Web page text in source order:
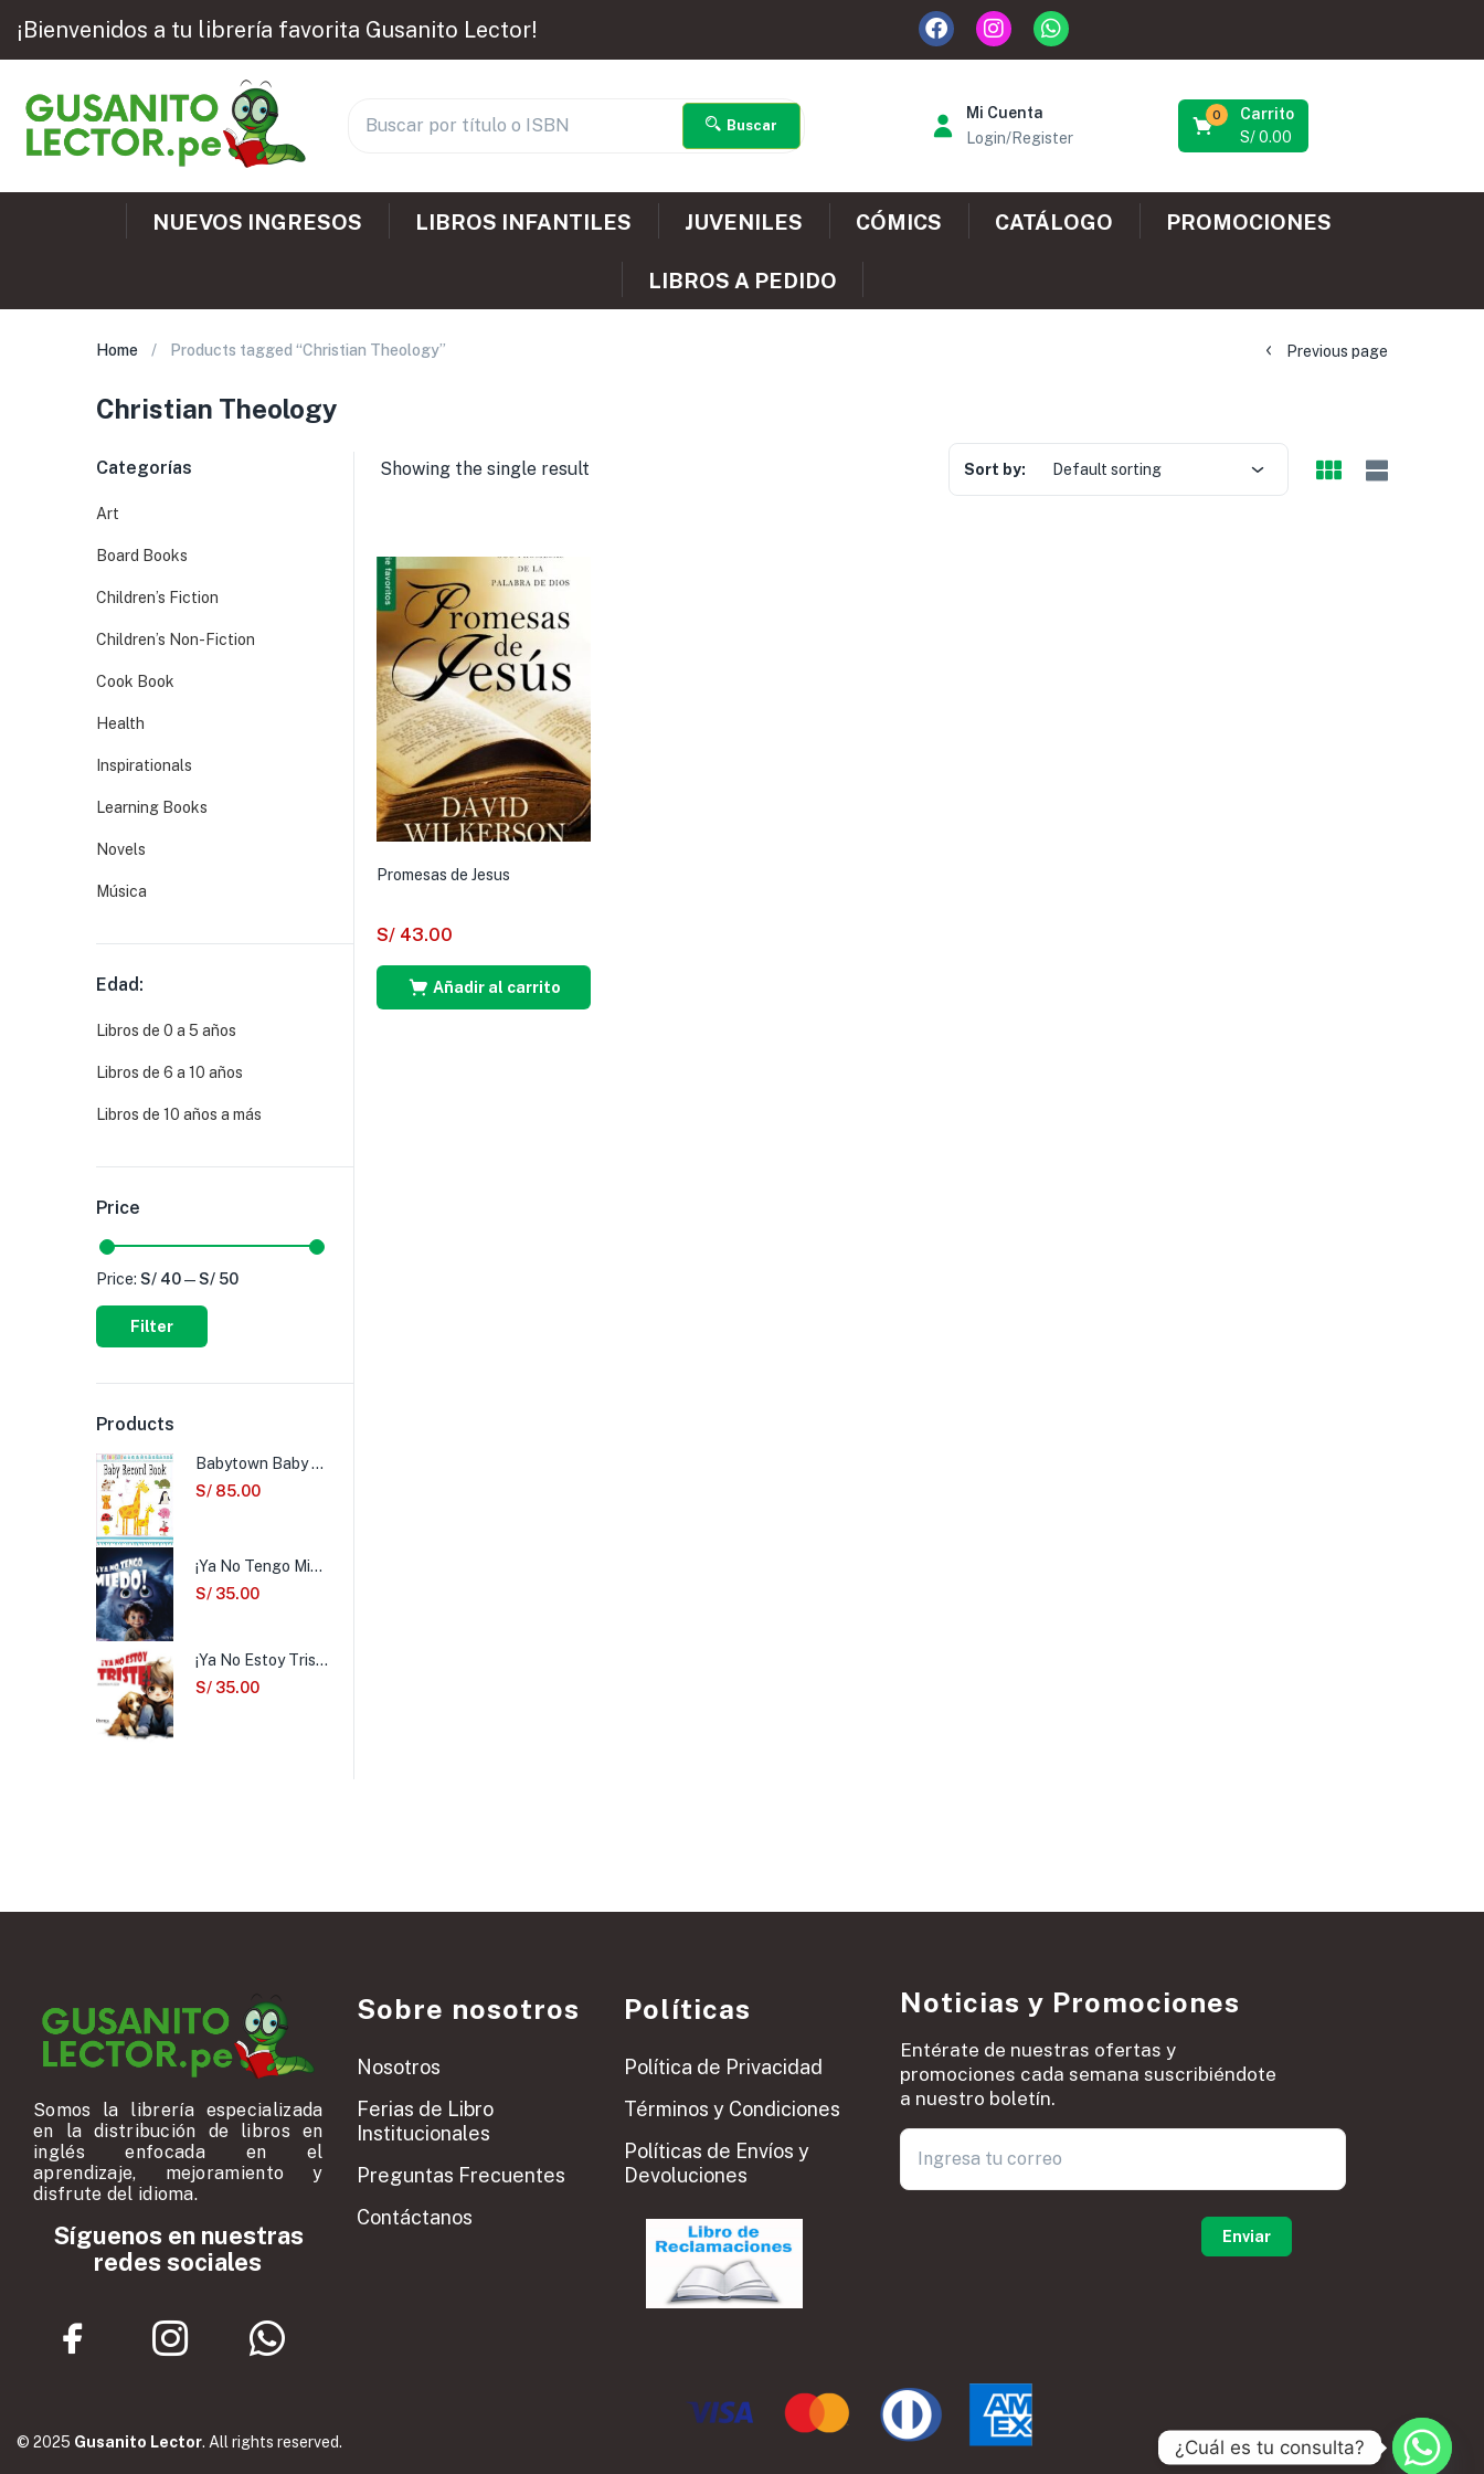
¡Bienvenidos a tu librería favorita Gusanito Lector!
Buscar
Mi Cuenta
Login/Register
Carrito
0
S/0.00
NUEVOS INGRESOS LIBROS INFANTILES JUVENILES CÓMICS CATÁLOGO PROMOCIONES
LIBROS A PEDIDO
Home Products tagged “Christian Theology” Previous page
Christian Theology
Showing the single result Sort by: Default sorting
Promesas de Jesus
S/ 43.00
Añadir al carrito
Categorías
Art
Board Books
Children’s Fiction
Children’s Non-Fiction
Cook Book
Health
Inspirationals
Learning Books
Novels
Música
Edad:
Libros de 0 a 5 años
Libros de 6 a 10 años
Libros de 10 años a más
Price
Filter
Price: S/ 40—S/ 50
Products
Babytown Baby Record Book
S/ 85.00
¡Ya No Tengo Miedo!
S/ 35.00
¡Ya No Estoy Triste!
S/ 35.00
Somos la librería especializada
en la distribución de libros en
inglés enfocada en el
aprendizaje, mejoramiento y
disfrute del idioma.
Síguenos en nuestras
redes sociales
Sobre nosotros
Nosotros
Ferias de Libro
Institucionales
Preguntas Frecuentes
Contáctanos
Políticas
Política de Privacidad
Términos y Condiciones
Políticas de Envíos y
Devoluciones
Noticias y Promociones
Entérate de nuestras ofertas y
promociones cada semana suscribiéndote
a nuestro boletín.
© 2025 Gusanito Lector. All rights reserved. ¿Cuál es tu consulta?